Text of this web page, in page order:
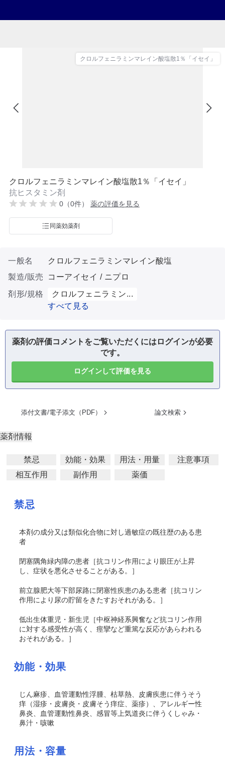
クロルフェニラミンマレイン酸塩散1％「イセイ」
クロルフェニラミンマレイン酸塩散1％「イセイ」
抗ヒスタミン剤
0（0件） 薬の評価を見る
同薬効薬剤
一般名
クロルフェニラミンマレイン酸塩
製造/販売
コーアイセイ / ニプロ
剤形/規格
クロルフェニラミン...
すべて見る
薬剤の評価コメントをご覧いただくにはログインが必要
です。
ログインして評価を見る
添付文書/電子添文（PDF） 論文検索
薬剤情報
禁忌 効能・効果 用法・用量
注意事項
相互作用
副作用 薬価
禁忌
本剤の成分又は類似化合物に対し過敏症の既往歴のある患
者
閉塞隅角緑内障の患者［抗コリン作用により眼圧が上昇
し、症状を悪化させることがある。
］
前立腺肥大等下部尿路に閉塞性疾患のある患者［抗コリン
作用により尿の貯留をきたすおそれがある。］
低出生体重児・新生児［中枢神経系興奮など抗コリン作用
に対する感受性が高く、痙攣など重篤な反応があらわれる
おそれがある。］
効能・効果
じん麻疹、血管運動性浮腫、枯草熱、皮膚疾患に伴う そう
痒（湿疹・皮膚炎・皮膚そう痒症、薬疹）、アレルギー性
鼻炎、血管運動性鼻炎、感冒等上気道炎に伴うくしゃみ・
鼻汁・咳嗽
用法・容量